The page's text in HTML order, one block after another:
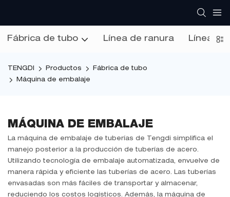
Fábrica de tubo Línea de ranura Línea
TENGDI Productos
Fábrica de tubo
Máquina de embalaje
MÁQUINA DE EMBALAJE
La máquina de embalaje de tuberías de Tengdi simplifica el
manejo posterior a la producción de tuberías de acero.
Utilizando tecnología de embalaje automatizada, envuelve de
manera rápida y eficiente las tuberías de acero. Las tuberías
envasadas son más fáciles de transportar y almacenar,
reduciendo los costos logísticos. Además, la máquina de